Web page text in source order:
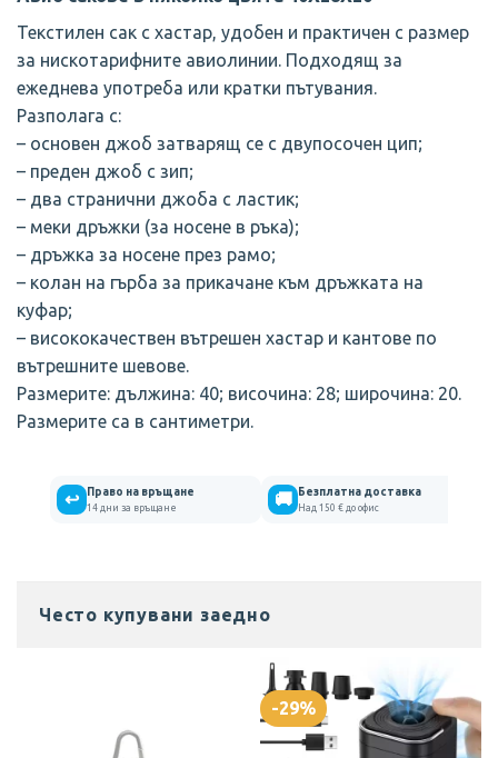
Текстилен сак с хастар, удобен и практичен с размер
за нискотарифните авиолинии. Подходящ за
ежеднева употреба или кратки пътувания.
Разполага с:
– основен джоб затварящ се с двупосочен цип;
– преден джоб с зип;
– два странични джоба с ластик;
– меки дръжки (за носене в ръка);
– дръжка за носене през рамо;
– колан на гърба за прикачане към дръжката на
куфар;
– висококачествен вътрешен хастар и кантове по
вътрешните шевове.
Размерите: дължина: 40; височина: 28; широчина: 20.
Размерите са в сантиметри.
↩ Право на връщане
14 дни за връщане 🚚 Безплатна доставка
Над 150 € до офис
АВИО САКОВЕ В НЯКОЛКО ЦВЯТА 40Х28Х20
Сакът е компактен и удобен.
Често купувани заедно
-29%